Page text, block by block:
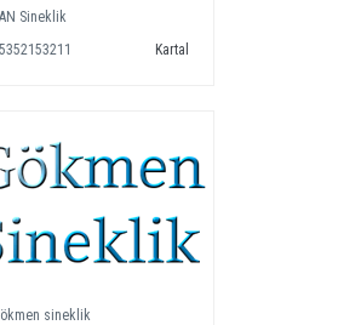
Sineklik
Kartal
sineklik